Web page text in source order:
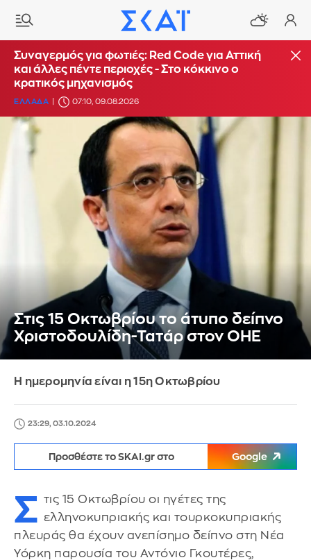
Συναγερμός για φωτιές: Red Code για Αττική
και άλλες πέντε περιοχές - Στο κόκκινο ο
κρατικός μηχανισμός
ΕΛΛΑΔΑ 07:10, 09.08.2026
Στις 15 Οκτωβρίου το άτυπο δείπνο
Χριστοδουλίδη-Τατάρ στον ΟΗΕ
Η ημερομηνία είναι η 15η Οκτωβρίου
23:29, 03.10.2024
Προσθέστε το SKAI.gr στο Google
Σ τις 15 Οκτωβρίου οι ηγέτες της
ελληνοκυπριακής και τουρκοκυπριακής
πλευράς θα έχουν ανεπίσημο δείπνο στη Νέα
Υόρκη παρουσία του Αντόνιο Γκουτέρες,